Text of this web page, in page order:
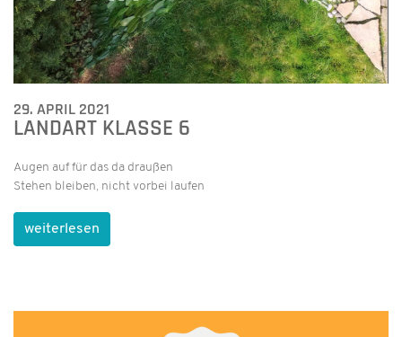
29. APRIL 2021
LANDART KLASSE 6
Augen auf für das da draußen
Stehen bleiben, nicht vorbei laufen
weiterlesen